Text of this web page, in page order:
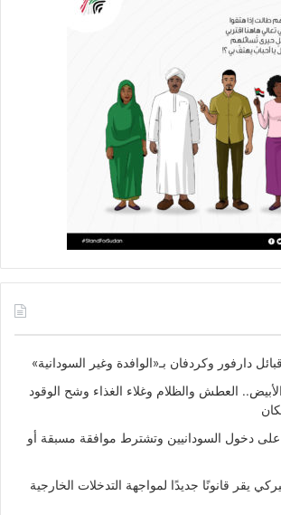
دارفور وكردفان بـ«الوافدة وغير السودانية»
العطش والظلام وغلاء الغذاء وشح الوقود
دخول السودانيين وتشترط موافقة مسبقة أو
يقر قانونًا جديدًا لمواجهة التدخلات الخارجية